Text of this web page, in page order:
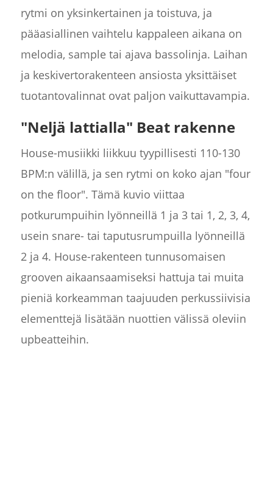
rytmi on yksinkertainen ja toistuva, ja
pääasiallinen vaihtelu kappaleen aikana on
melodia, sample tai ajava bassolinja. Laihan
ja keskivertorakenteen ansiosta yksittäiset
tuotantovalinnat ovat paljon vaikuttavampia.
"Neljä lattialla" Beat rakenne
House-musiikki liikkuu tyypillisesti 110-130
BPM:n välillä, ja sen rytmi on koko ajan "four
on the floor". Tämä kuvio viittaa
potkurumpuihin lyönneillä 1 ja 3 tai 1, 2, 3, 4,
usein snare- tai taputusrumpuilla lyönneillä
2 ja 4. House-rakenteen tunnusomaisen
grooven aikaansaamiseksi hattuja tai muita
pieniä korkeamman taajuuden perkussiivisia
elementtejä lisätään nuottien välissä oleviin
upbeatteihin.